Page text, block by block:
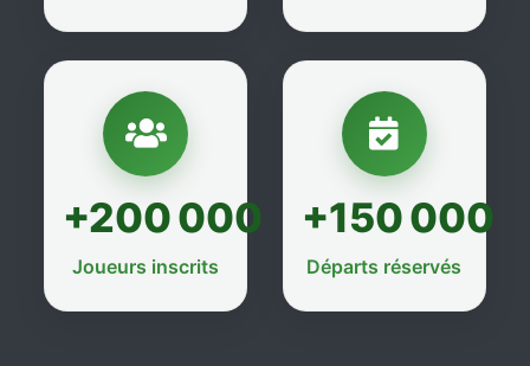
+200 000
Joueurs inscrits
+150 000
Départs réservés